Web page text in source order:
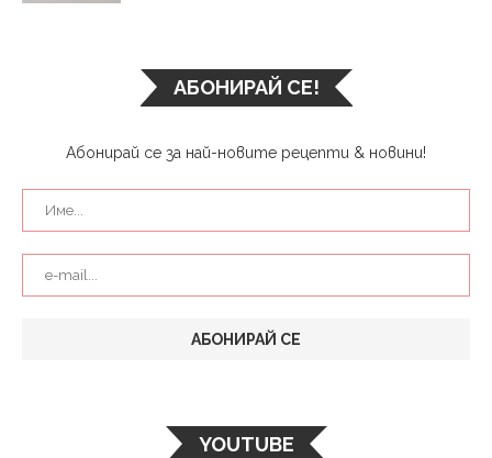
АБОНИРАЙ СЕ!
Абонирай се за най-новите рецепти & новини!
YOUTUBE